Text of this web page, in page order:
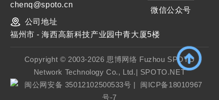
chenq@spoto.cn
公司地址
微信公众号
福州市 - 海西高新科技产业园中青大厦5楼
Copyright © 2003-2026 思博网络 Fuzhou SPOTO
Network Technology Co., Ltd.| SPOTO.NET
闽公网安备 35012102500533号 | 闽ICP备18010967
号-7